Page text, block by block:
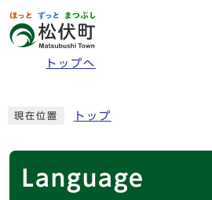
ページの先頭です
トップへ
現在位置 トップ
Language